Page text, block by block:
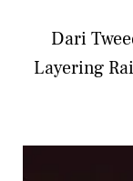
Dari
Layering